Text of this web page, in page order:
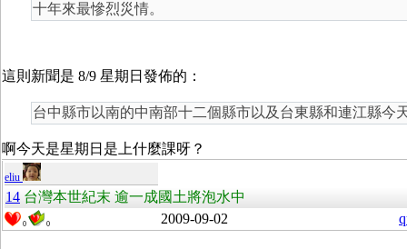
十年來最慘烈災情。
這則新聞是 8/9 星期日發佈的：
台中縣市以南的中南部十二個縣市以及台東縣和連江縣今
啊今天是星期日是上什麼課呀？
eliu
14 台灣本世紀末 逾一成國土將泡水中
0 0 2009-09-02